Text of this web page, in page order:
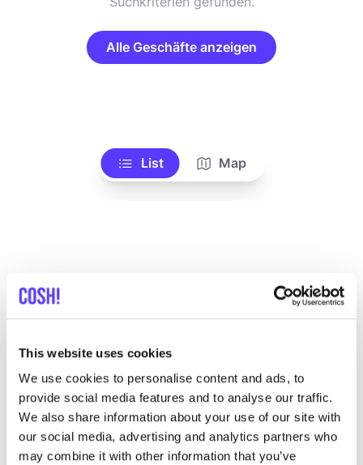
This website uses cookies
We use cookies to personalise content and ads, to
provide social media features and to analyse our traffic.
We also share information about your use of our site with
our social media, advertising and analytics partners who
may combine it with other information that you’ve
Alle Geschäfte anzeigen
List Map
Andere Marken
C
Ammehoela